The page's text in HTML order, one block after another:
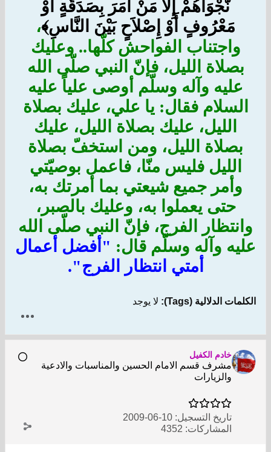
نَّجْوَاهُمْ إِلاَّ مَنْ أَمَرَ بِصَدَقَةٍ أَوْ
مَعْرُوفٍ أَوْ إِصْلاَحٍ بَيْنَ النَّاسِ﴾،
واجتناب الفواحش كلّها.. وعليك
بصلاة الليل، فإنّ النبي صلّى الله
عليه وآله وسلّم أوصى علياً عليه
السلام فقال: يا علي، عليك بصلاة
الليل، عليك بصلاة الليل، عليك
بصلاة الليل، ومن استخفّ بصلاة
الليل فليس منّا، فاعمل بوصيّتي
وأمر جميع شيعتي بما أمرتك به،
حتى يعملوا به، وعليك بالصبر،
وانتظار الفرج، فإنّ النبي صلّى الله
عليه وآله وسلّم قال: "أفضل أعمال
أمتي انتظار الفرج".
الكلمات الدلالية (Tags): لا يوجد
خادم الكفيل
مشرف قسم الامام الحسين والمناسبات والادعية
والزيارات
تاريخ التسجيل: 10-06-2009
المشاركات: 4352